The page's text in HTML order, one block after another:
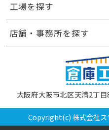
工場を探す
店舗・事務所を探す
大阪府大阪市北区天満2丁
Copyright(c) 株式会社